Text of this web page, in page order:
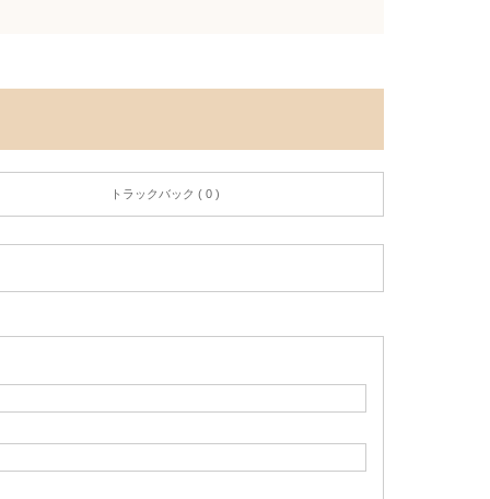
トラックバック ( 0 )